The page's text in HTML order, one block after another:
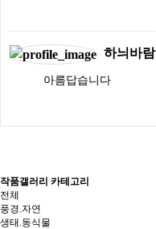
하늬바람
아름답습니다
작품갤러리 카테고리
전체
풍경.자연
생태.동식물